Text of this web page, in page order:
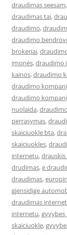
draudimas seesam,
draudimas tai,
draudimo,
draudimo
brokeriai,
įmonės,draudimo
kainos,draudimo
draudimo
draudimo
nuolaida,
perrasymas,
skaiciuokle bta,
skaiciuokles,
internetu,
drudimas,e
draudimas,
gjensidige
draudimas
internetu,gyvybes
skaiciuokle,